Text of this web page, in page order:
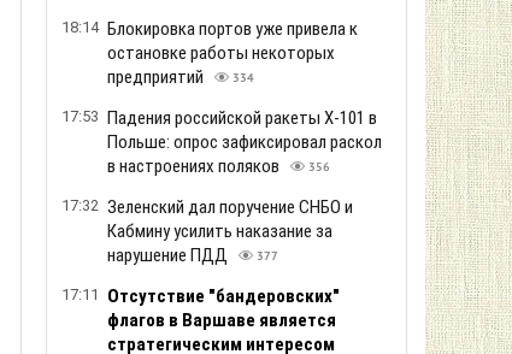
18:14 Блокировка портов уже привела к
остановке работы некоторых
предприятий
334
17:53 Падения российской ракеты Х-101 в
Польше: опрос зафиксировал раскол
в настроениях поляков
356
17:32 Зеленский дал поручение СНБО и
Кабмину усилить наказание за
нарушение ПДД
377
17:11
Отсутствие "бандеровских"
флагов в Варшаве является
стратегическим интересом